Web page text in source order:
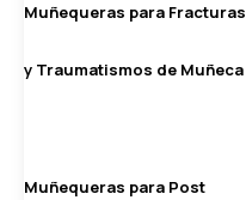
Muñequeras para Fracturas
y Traumatismos de Muñeca
Muñequeras para Post